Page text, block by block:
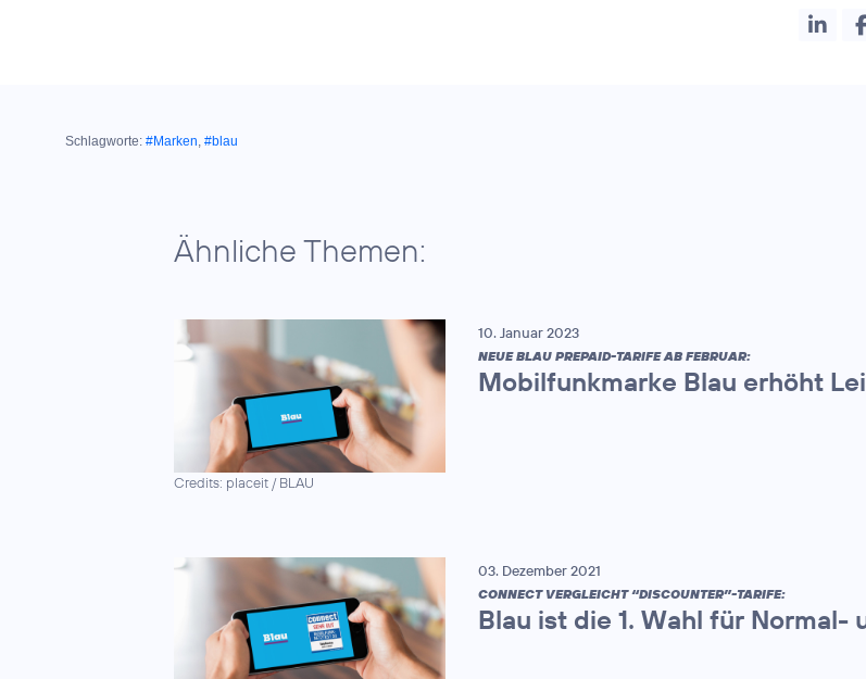
Schlagworte: #Marken, #blau
Ähnliche Themen:
Credits: placeit / BLAU
10. Januar 2023
NEUE BLAU PREPAID-TARIFE AB FEBRUAR:
Mobilfunkmarke Blau erhöht
03. Dezember 2021
CONNECT VERGLEICHT “DISCOUNTER”-TARIFE:
Blau ist die 1. Wahl für Normal-